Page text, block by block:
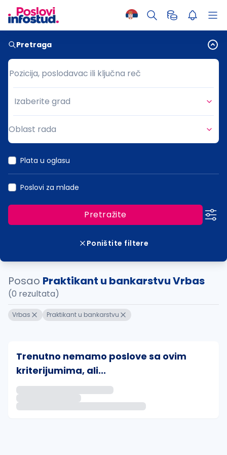
Pretraga
Pozicija, poslodavac ili ključna reč
Pozicija, poslodavac ili ključna reč
Grad
Izaberite grad
Oblast rada
Plata u oglasu
Poslovi za mlade
Pretražite
Poništite filtere
Posao Praktikant u bankarstvu Vrbas
(0 rezultata)
Vrbas Praktikant u bankarstvu
Trenutno nemamo poslove sa ovim
kriterijumima, ali...